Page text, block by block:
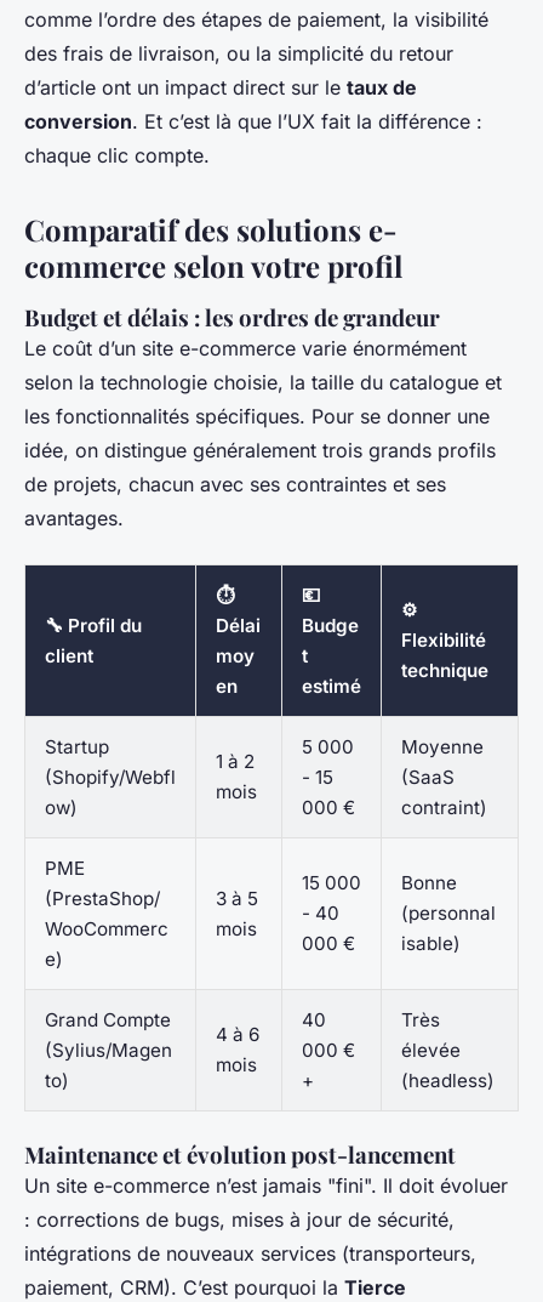
comme l’ordre des étapes de paiement, la visibilité
des frais de livraison, ou la simplicité du retour
d’article ont un impact direct sur le taux de
conversion. Et c’est là que l’UX fait la différence :
chaque clic compte.
Comparatif des solutions e-
commerce selon votre profil
Budget et délais : les ordres de grandeur
Le coût d’un site e-commerce varie énormément
selon la technologie choisie, la taille du catalogue et
les fonctionnalités spécifiques. Pour se donner une
idée, on distingue généralement trois grands profils
de projets, chacun avec ses contraintes et ses
avantages.
🔧 Profil du
client
⏱️
Délai
moy
en
💶
Budge
t
estimé
⚙️
Flexibilité
technique
Startup
(Shopify/Webfl
ow)
1 à 2
mois
5 000
- 15
000 €
Moyenne
(SaaS
contraint)
PME
(PrestaShop/
WooCommerc
e)
3 à 5
mois
15 000
- 40
000 €
Bonne
(personnal
isable)
Grand Compte
(Sylius/Magen
to)
4 à 6
mois
40
000 €
+
Très
élevée
(headless)
Maintenance et évolution post-lancement
Un site e-commerce n’est jamais "fini". Il doit évoluer
: corrections de bugs, mises à jour de sécurité,
intégrations de nouveaux services (transporteurs,
paiement, CRM). C’est pourquoi la Tierce